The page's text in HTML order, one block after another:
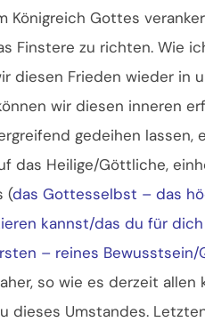
Königreich Gottes
Finstere zu richten. Wie
diesen Frieden wieder in
wir diesen inneren
gedeihen lassen,
das Heilige/Göttliche,
(das Gottesselbst – das
kannst/das du für dich
– reines Bewusstsein/
so wie es derzeit allen
dieses Umstandes.